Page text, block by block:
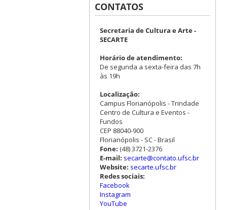
CONTATOS
Secretaria de Cultura e Arte -
SECARTE
Horário de atendimento:
De segunda a sexta-feira das 7h
às 19h
Localização:
Campus Florianópolis - Trindade
Centro de Cultura e Eventos -
Fundos
CEP 88040-900
Florianópolis - SC - Brasil
Fone: (48) 3721-2376
E-mail: secarte@contato.ufsc.br
Website: secarte.ufsc.br
Redes sociais:
Facebook
Instagram
YouTube